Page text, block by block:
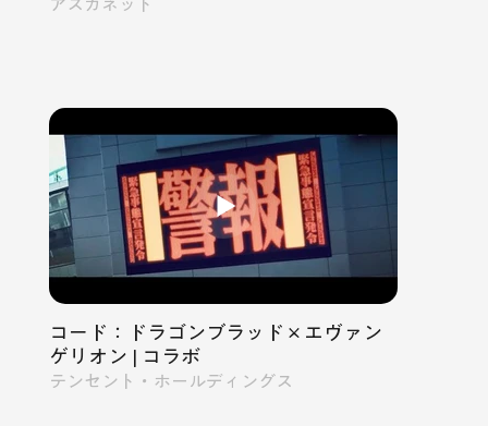
アスカネット
コード：ドラゴンブラッド×エヴァン
ゲリオン | コラボ
テンセント・ホールディングス